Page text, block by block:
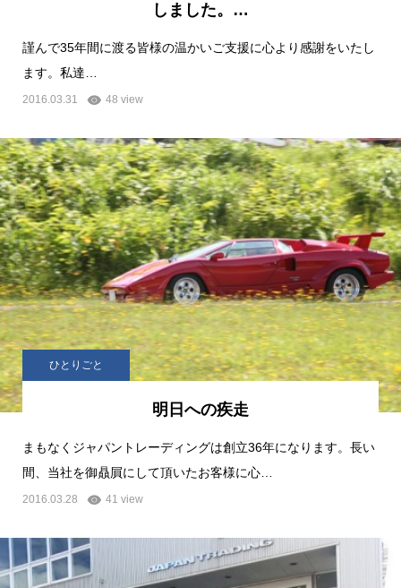
しました。…
謹んで35年間に渡る皆様の温かいご支援に心より感謝をいたし
ます。私達…
2016.03.31 48 view
ひとりごと
明日への疾走
まもなくジャパントレーディングは創立36年になります。長い
間、当社を御贔屓にして頂いたお客様に心…
2016.03.28 41 view